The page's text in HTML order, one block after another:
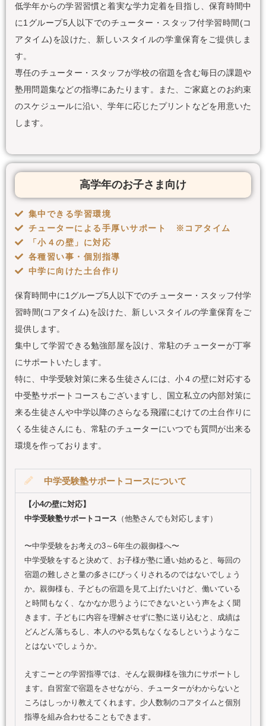
低学年からの学習習慣と着実な学力定着を目指し、保育時間中
に1グループ5人以下でのチューター・スタッフ付学習時間(コ
アタイム)を設けた、新しいスタイルの学童保育をご提供しま
す。
専任のチューター・スタッフが学校の宿題を含む毎日の課題や
塾用問題集などの指導にあたります。また、ご家庭とのお約束
のスケジュールに沿い、学年に応じたプリントなどを用意いた
します。
高学年のお子さま向け
集中できる学習環境
チューターによる手厚いサポート ※コアタイム
「小４の壁」に対応
各種習い事・個別指導
中学に向けた土台作り
保育時間中に1グループ5人以下でのチューター・スタッフ付学
習時間(コアタイム)を設けた、新しいスタイルの学童保育をご
提供します。
集中して学習できる勉強部屋を設け、常駐のチューターが丁寧
にサポートいたします。
特に、中学受験対策に来る生徒さんには、小４の壁に対応する
中受塾サポートコースもございますし、国立私立の内部対策に
来る生徒さんや中学以降のさらなる飛躍にむけての土台作りに
くる生徒さんにも、常駐のチューターにいつでも質問が出来る
環境を作っております。
中学受験塾サポートコースについて
【小4の壁に対応】
中学受験塾サポートコース （他塾さんでも対応します）
〜中学受験をお考えの3～6年生の親御様へ〜
中学受験をすると決めて、お子様が塾に通い始めると、毎回の
宿題の難しさと量の多さにびっくりされるのではないでしょう
か。親御様も、子どもの宿題を見て上げたいけど、働いている
と時間もなく、なかなか思うようにできないという声をよく聞
きます。子どもに内容を理解させずに塾に送り込むと、成績は
どんどん落ちるし、本人のやる気もなくなるしというようなこ
とはないでしょうか。
えすこーとの学習指導では、そんな親御様を強力にサポートし
ます。自習室で宿題をさせながら、チューターがわからないと
ころはしっかり教えてくれます。少人数制のコアタイムと個別
指導を組み合わせることもできます。